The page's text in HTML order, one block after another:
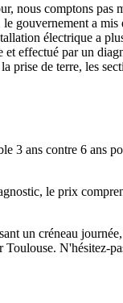
nous comptons pas
gouvernement a
électrique a
et effectué par un
prise de terre, les
3 ans contre 6 ans
le prix
un créneau
N'hésitez-